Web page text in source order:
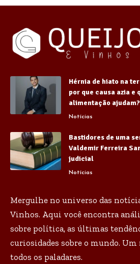
Hérnia de hiato na
por que causa azia e
alimentação ajudam?
Notícias
Bastidores de uma
Valdemir Ferreira
judicial
Notícias
Mergulhe no universo das
Vinhos. Aqui você encontra
sobre política, as últimas
curiosidades sobre o mundo.
todos os paladares.